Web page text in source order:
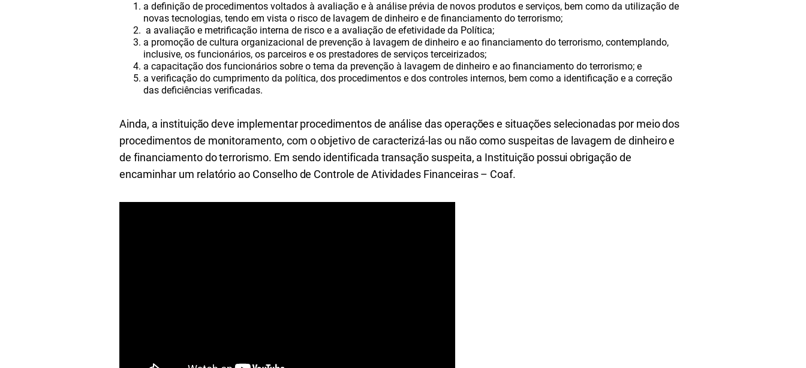
a definição de procedimentos voltados à avaliação e à análise prévia de novos produtos e serviços, bem como da utilização de
novas tecnologias, tendo em vista o risco de lavagem de dinheiro e de financiamento do terrorismo;
a avaliação e metrificação interna de risco e a avaliação de efetividade da Política;
a promoção de cultura organizacional de prevenção à lavagem de dinheiro e ao financiamento do terrorismo, contemplando,
inclusive, os funcionários, os parceiros e os prestadores de serviços terceirizados;
a capacitação dos funcionários sobre o tema da prevenção à lavagem de dinheiro e ao financiamento do terrorismo; e
a verificação do cumprimento da política, dos procedimentos e dos controles internos, bem como a identificação e a correção
das deficiências verificadas.
Ainda, a instituição deve implementar procedimentos de análise das operações e situações selecionadas por meio dos
procedimentos de monitoramento, com o objetivo de caracterizá-las ou não como suspeitas de lavagem de dinheiro e
de financiamento do terrorismo. Em sendo identificada transação suspeita, a Instituição possui obrigação de
encaminhar um relatório ao Conselho de Controle de Atividades Financeiras – Coaf.